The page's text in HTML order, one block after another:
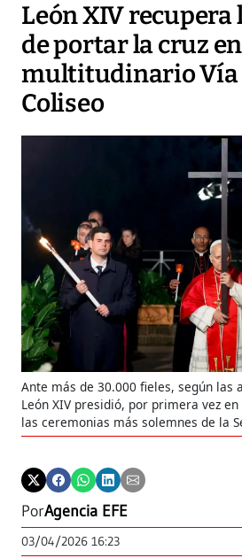
León XIV
de portar la cruz en
multitudinario Vía
Coliseo
Ante más de 30.000 fieles, según las
León XIV presidió, por primera vez
las ceremonias más solemnes de la
PorAgencia EFE
03/04/2026 16:23